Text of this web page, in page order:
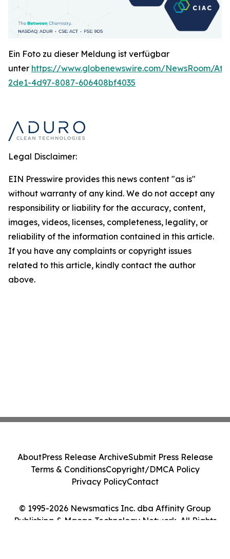
Ein Foto zu dieser Meldung ist verfügbar
unter https://www.globenewswire.com/NewsRoom/
2de1-4d97-8087-606408bf4035
Legal Disclaimer:
EIN Presswire provides this news content "as is"
without warranty of any kind. We do not accept any
responsibility or liability for the accuracy, content,
images, videos, licenses, completeness, legality, or
reliability of the information contained in this article.
If you have any complaints or copyright issues
related to this article, kindly contact the author
above.
© 1995-2026 Newsmatics Inc. dba Affinity Group
Publishing & Macao Technology Network. All Rights
AboutPress Release ArchiveSubmit Press Release
Terms & ConditionsCopyright/DMCA Policy
Privacy PolicyContact